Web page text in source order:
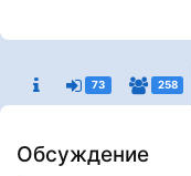
73 258
Обсуждение